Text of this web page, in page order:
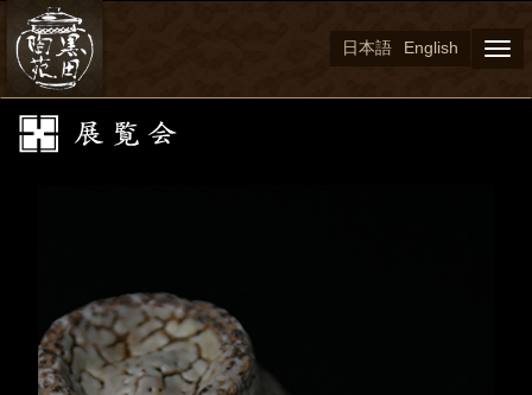
日本語 English